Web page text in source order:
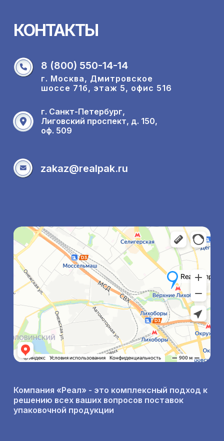
КОНТАКТЫ
Компания «Реал» - это комплексный подход к
решению всех ваших вопросов поставок
упаковочной продукции
8 (800) 550-14-14
г. Москва, Дмитровское
шоссе 71б, этаж 5, офис 516
zakaz@realpak.ru
г. Санкт-Петербург,
Лиговский проспект, д. 150,
оф. 509